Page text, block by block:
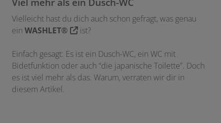
Vielleicht hast du dich auch schon gefragt, was genau
ein WASHLET® ist?
Einfach gesagt: Es ist ein Dusch-WC, ein WC mit
Bidetfunktion oder auch “die japanische Toilette”. Doch
es ist viel mehr als das. Warum, verraten wir dir in
diesem Artikel.